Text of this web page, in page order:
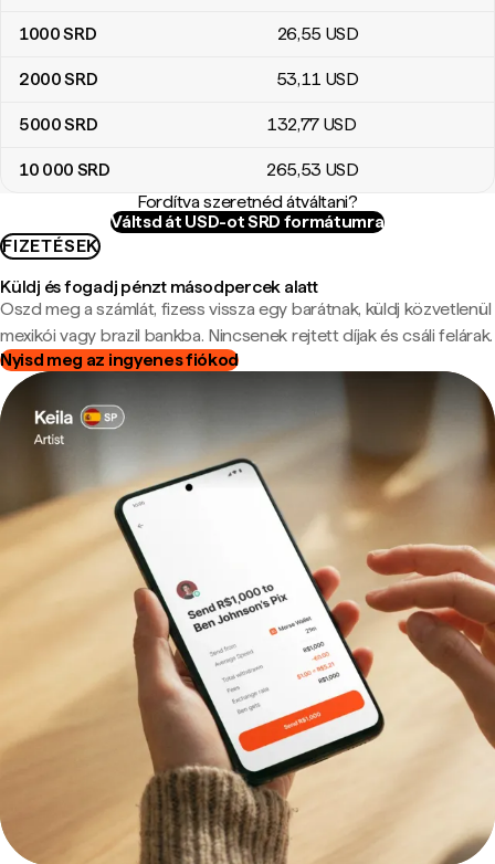
1000SRD 26,55 USD
2000SRD 53,11 USD
5000SRD 132,77 USD
10 000 SRD 265,53 USD
Fordítva szeretnéd átváltani?
Váltsd át USD-ot SRD formátumra
FIZETÉSEK
Küldj és fogadj pénzt másodpercek alatt
Oszd meg a számlát, fizess vissza egy barátnak, küldj közvetlenül
mexikói vagy brazil bankba. Nincsenek rejtett díjak és csáli felárak.
Nyisd meg az ingyenes fiókod